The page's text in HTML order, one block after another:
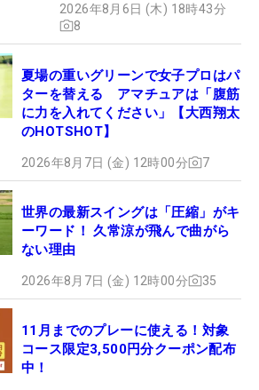
2026年8月6日 (木) 18時43分
8
夏場の重いグリーンで女子プロはパ
ターを替える アマチュアは「腹筋
に力を入れてください」【大西翔太
のHOTSHOT】
2026年8月7日 (金) 12時00分 7
世界の最新スイングは「圧縮」がキ
ーワード！ 久常涼が飛んで曲がら
ない理由
2026年8月7日 (金) 12時00分 35
11月までのプレーに使える！対象
コース限定3,500円分クーポン配布
中！